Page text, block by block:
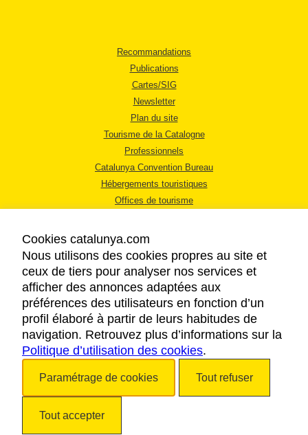
Recommandations
Publications
Cartes/SIG
Newsletter
Plan du site
Tourisme de la Catalogne
Professionnels
Catalunya Convention Bureau
Hébergements touristiques
Offices de tourisme
MENTIONS LÉGALES
RÈGLES DE CONFIDENTIALITÉ
COOKIES
ACCESSIBILITÉ
Cookies catalunya.com
Nous utilisons des cookies propres au site et
ceux de tiers pour analyser nos services et
afficher des annonces adaptées aux
préférences des utilisateurs en fonction d’un
profil élaboré à partir de leurs habitudes de
navigation. Retrouvez plus d’informations sur la
Politique d’utilisation des cookies.
Paramétrage de cookies Tout refuser
Tout accepter